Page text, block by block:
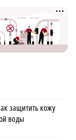
защитить кожу
воды